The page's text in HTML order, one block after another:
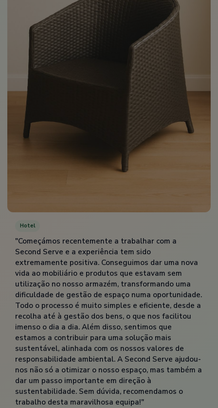
Hotel
"Começámos recentemente a trabalhar com a
Second Serve e a experiência tem sido
extremamente positiva. Conseguimos dar uma nova
vida ao mobiliário e produtos que estavam sem
utilização no nosso armazém, transformando uma
dificuldade de gestão de espaço numa oportunidade.
Todo o processo é muito simples e eficiente, desde a
recolha até à gestão dos bens, o que nos facilitou
imenso o dia a dia. Além disso, sentimos que
estamos a contribuir para uma solução mais
sustentável, alinhada com os nossos valores de
responsabilidade ambiental. A Second Serve ajudou-
nos não só a otimizar o nosso espaço, mas também a
dar um passo importante em direção à
sustentabilidade. Sem dúvida, recomendamos o
trabalho desta maravilhosa equipa!"